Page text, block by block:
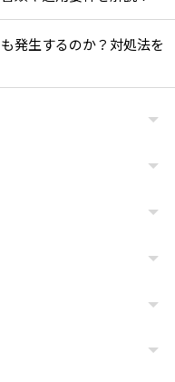
発生するのか？対処法を